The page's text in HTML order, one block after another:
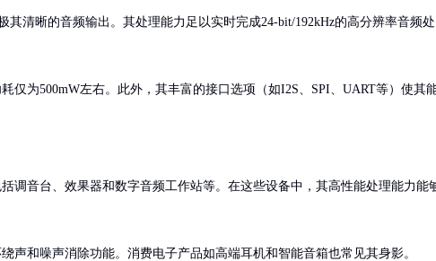
其清晰的音频输出。其处理能力足以实时完成24-bit/192kHz的高分辨率音频处
仅为500mW左右。此外，其丰富的接口选项（如I2S、SPI、UART等）使其
调音台、效果器和数字音频工作站等。在这些设备中，其高性能处理能力能
声和噪声消除功能。消费电子产品如高端耳机和智能音箱也常见其身影。